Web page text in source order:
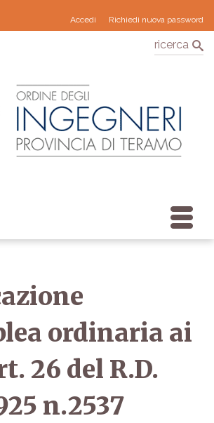
Accedi Richiedi nuova password
ricerca
ordinaria ai
26 del R.D.
n.2537